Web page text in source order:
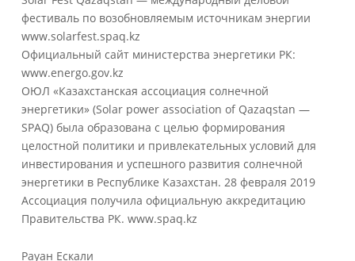
фестиваль по возобновляемым источникам энергии
www.solarfest.spaq.kz
Официальный сайт министерства энергетики РК:
www.energo.gov.kz
ОЮЛ «Казахстанская ассоциация солнечной
энергетики» (Solar power association of Qazaqstan —
SPAQ) была образована с целью формирования
целостной политики и привлекательных условий для
инвестирования и успешного развития солнечной
энергетики в Республике Казахстан. 28 февраля 2019
Ассоциация получила официальную аккредитацию
Правительства РК. www.spaq.kz
Рауан Ескали